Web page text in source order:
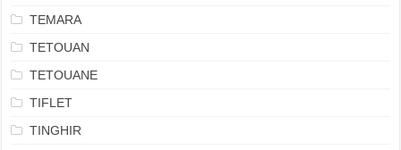
TEMARA
TETOUAN
TETOUANE
TIFLET
TINGHIR